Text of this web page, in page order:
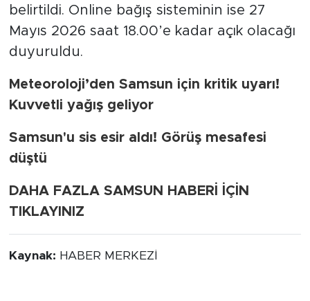
belirtildi. Online bağış sisteminin ise 27
Mayıs 2026 saat 18.00’e kadar açık olacağı
duyuruldu.
Meteoroloji’den Samsun için kritik uyarı!
Kuvvetli yağış geliyor
Samsun'u sis esir aldı! Görüş mesafesi
düştü
DAHA FAZLA SAMSUN HABERİ İÇİN
TIKLAYINIZ
Kaynak: HABER MERKEZİ